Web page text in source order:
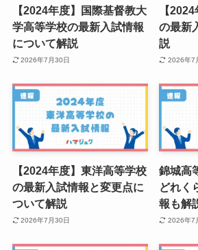
【2024年度】国際基督教大
学高等学校の最新入試情報
について解説
2026年7月30日
【
の最新
説
2026年7
【2024年度】東洋高等学校
の最新入試情報と変更点に
ついて解説
2026年7月30日
錦城高
どれく
報も解
2026年7